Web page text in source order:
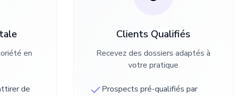
en
de
Clients Qualifiés
Recevez des dossiers adaptés à
votre pratique
Prospects pré-qualifiés par